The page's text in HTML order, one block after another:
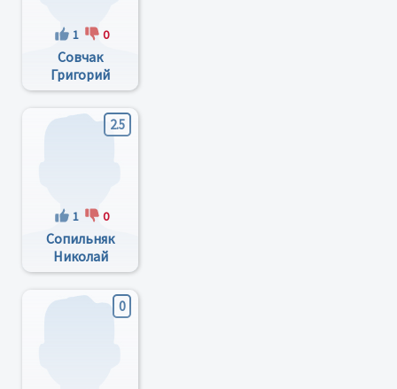
1 0
Совчак
Григорий
Яковлевич
2.5
1 0
Сопильняк
Николай
Николаевич
0